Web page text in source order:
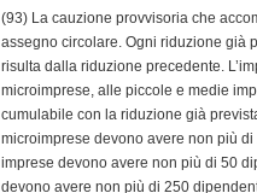
(93) La cauzione provvisoria che
assegno circolare. Ogni riduzione già
risulta dalla riduzione precedente.
microimprese, alle piccole e medie
cumulabile con la riduzione già
microimprese devono avere non più
imprese devono avere non più di 50
devono avere non più di 250